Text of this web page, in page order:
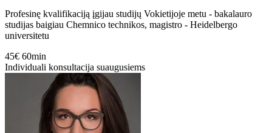
Profesinę kvalifikaciją įgijau studijų Vokietijoje metu - bakalauro
studijas baigiau Chemnico technikos, magistro - Heidelbergo
universitetu
45€ 60min
Individuali konsultacija suaugusiems